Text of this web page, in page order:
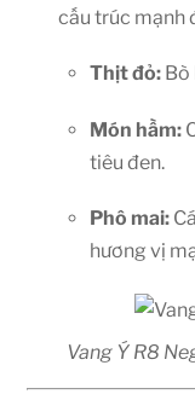
cấu trúc mạnh
Thịt đỏ:Bò
Món hầm:
tiêu đen.
Phô mai:
hương vị
Vang Ý R8